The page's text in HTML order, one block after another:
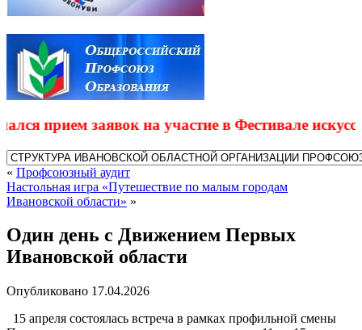
прием заявок на участие в Фестивале искусств
« Профсоюзный аудит
Настольная игра «Путешествие по малым городам
Ивановской области» »
Один день с Движением Первых
Ивановской области
Опубликовано 17.04.2026
15 апреля состоялась встреча в рамках профильной смены